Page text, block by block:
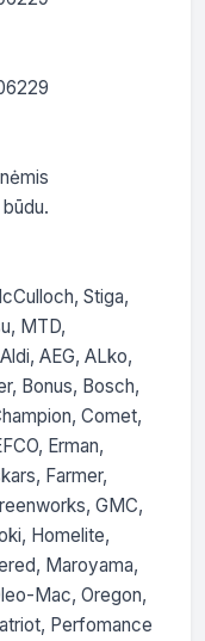
Stiga,
MTD,
AEG, ALko,
Bonus, Bosch,
Comet,
Erman,
Farmer,
GMC,
Homelite,
Maroyama,
Mac, Oregon,
Perfomance